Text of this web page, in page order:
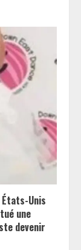
Unis
une
devenir